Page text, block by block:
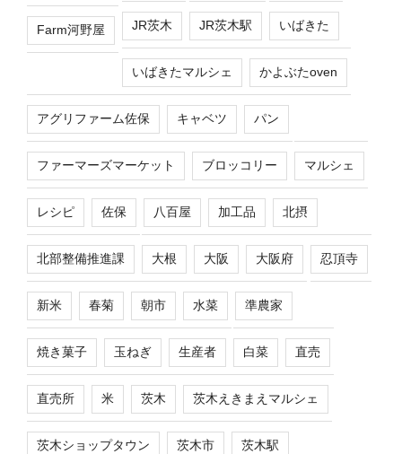
Farm河野屋 JR茨木 JR茨木駅 いばきた
いばきたマルシェ かよぶたoven
アグリファーム佐保 キャベツ パン
ファーマーズマーケット ブロッコリー マルシェ
レシピ 佐保 八百屋 加工品 北摂
北部整備推進課 大根 大阪 大阪府 忍頂寺
新米 春菊 朝市 水菜 準農家
焼き菓子 玉ねぎ 生産者 白菜 直売
直売所 米 茨木 茨木えきまえマルシェ
茨木ショップタウン 茨木市 茨木駅